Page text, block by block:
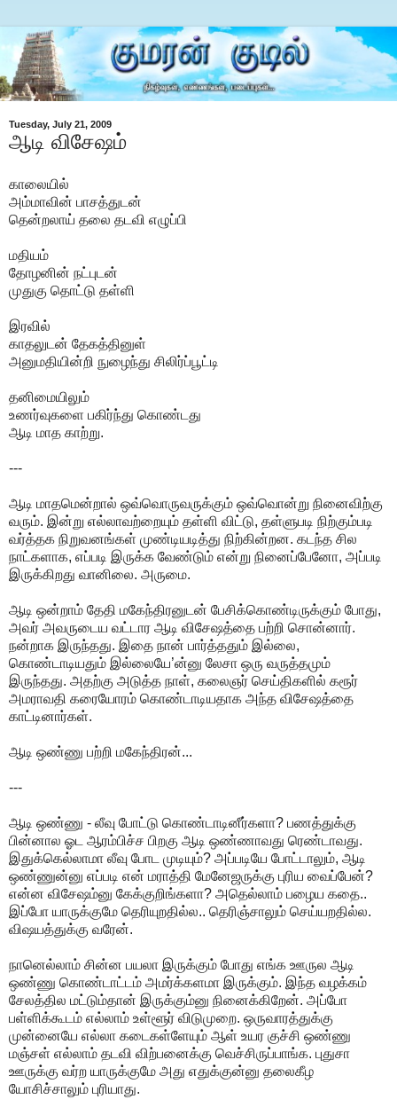
Tuesday, July 21, 2009
ஆடி விசேஷம்
காலையில்
அம்மாவின் பாசத்துடன்
தென்றலாய் தலை தடவி எழுப்பி
மதியம்
தோழனின் நட்புடன்
முதுகு தொட்டு தள்ளி
இரவில்
காதலுடன் தேகத்தினுள்
அனுமதியின்றி நுழைந்து சிலிர்ப்பூட்டி
தனிமையிலும்
உணர்வுகளை பகிர்ந்து கொண்டது
ஆடி மாத காற்று.
---
ஆடி மாதமென்றால் ஒவ்வொருவருக்கும் ஒவ்வொன்று நினைவிற்கு
வரும். இன்று எல்லாவற்றையும் தள்ளி விட்டு, தள்ளுபடி நிற்கும்படி
வர்த்தக நிறுவனங்கள் முண்டியடித்து நிற்கின்றன. கடந்த சில
நாட்களாக, எப்படி இருக்க வேண்டும் என்று நினைப்பேனோ, அப்படி
இருக்கிறது வானிலை. அருமை.
ஆடி ஒன்றாம் தேதி மகேந்திரனுடன் பேசிக்கொண்டிருக்கும் போது,
அவர் அவருடைய வட்டார ஆடி விசேஷத்தை பற்றி சொன்னார்.
நன்றாக இருந்தது. இதை நான் பார்த்ததும் இல்லை,
கொண்டாடியதும் இல்லையே’ன்னு லேசா ஒரு வருத்தமும்
இருந்தது. அதற்கு அடுத்த நாள், கலைஞர் செய்திகளில் கரூர்
அமராவதி கரையோரம் கொண்டாடியதாக அந்த விசேஷத்தை
காட்டினார்கள்.
ஆடி ஒண்ணு பற்றி மகேந்திரன்...
---
ஆடி ஒண்ணு - லீவு போட்டு கொண்டாடினீர்களா? பணத்துக்கு
பின்னால ஓட ஆரம்பிச்ச பிறகு ஆடி ஒண்ணாவது ரெண்டாவது.
இதுக்கெல்லாமா லீவு போட முடியும்? அப்படியே போட்டாலும், ஆடி
ஒண்ணுன்னு எப்படி என் மராத்தி மேனேஜருக்கு புரிய வைப்பேன்?
என்ன விசேஷம்னு கேக்குறிங்களா? அதெல்லாம் பழைய கதை..
இப்போ யாருக்குமே தெரியுறதில்ல.. தெரிஞ்சாலும் செய்யறதில்ல.
விஷயத்துக்கு வரேன்.
நானெல்லாம் சின்ன பயலா இருக்கும் போது எங்க ஊருல ஆடி
ஒண்ணு கொண்டாட்டம் அமர்க்களமா இருக்கும். இந்த வழக்கம்
சேலத்தில மட்டும்தான் இருக்கும்னு நினைக்கிறேன். அப்போ
பள்ளிக்கூடம் எல்லாம் உள்ளூர் விடுமுறை. ஒருவாரத்துக்கு
முன்னையே எல்லா கடைகள்ளேயும் ஆள் உயர குச்சி ஒண்ணு
மஞ்சள் எல்லாம் தடவி விற்பனைக்கு வெச்சிருப்பாங்க. புதுசா
ஊருக்கு வர்ற யாருக்குமே அது எதுக்குன்னு தலைகீழ
யோசிச்சாலும் புரியாது.